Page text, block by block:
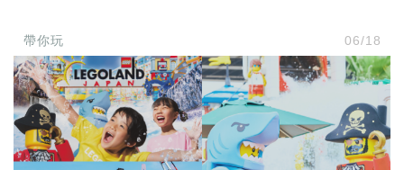
玩
手
機
桌
布
娛
帶你玩 06/18